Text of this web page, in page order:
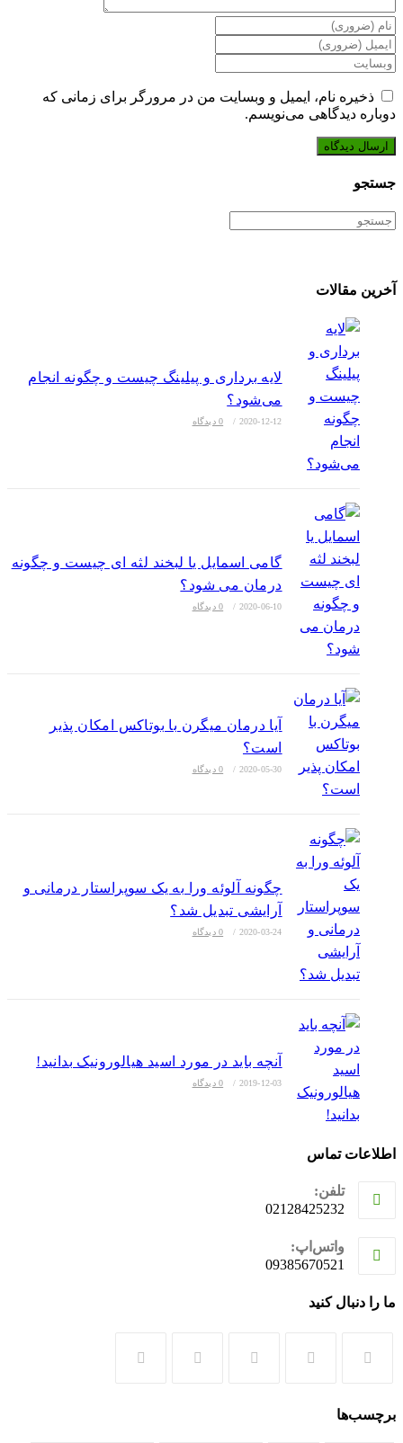
برای
ارسال
دیدگاه
نام
یا
نام‌کاربری
خود
را
وارد
کنید
برای
ارسال
دیدگاه
آدرس
ایمیل
را
کنید
آدرس
خود
را
کنید
ذخیره نام، ایمیل و وبسایت من در مرورگر برای زمانی که
دوباره دیدگاهی می‌نویسم.
جستجو
جستجوی
آخرین مقالات
لایه برداری و پیلینگ چیست و چگونه انجام
می‌شود؟
2020-12-12
/ 0 دیدگاه
گامی اسمایل یا لبخند لثه ای چیست و چگونه
درمان می شود؟
2020-06-10
/ 0 دیدگاه
آیا درمان میگرن با بوتاکس امکان پذیر
است؟
2020-05-30
/ 0 دیدگاه
چگونه آلوئه ورا به یک سوپراستار درمانی و
آرایشی تبدیل شد؟
2020-03-24
/ 0 دیدگاه
آنچه باید در مورد اسید هیالورونیک بدانید!
2019-12-03
/ 0 دیدگاه
اطلاعات تماس
تلفن:
02128425232
واتس‌اپ:
09385670521
ما را دنبال کنید
جدید
برچسب‌ها